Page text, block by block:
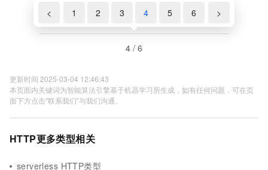
< 1 2 3 4 5 6 >
4 / 6
更新时间 2025-03-04 12:46:43
本页面内关键词为智能算法引擎基于机器学习所生成，如有任何问题，可在页
面下方点击"联系我们"与我们沟通。
HTTP更多类型相关
serverless HTTP类型